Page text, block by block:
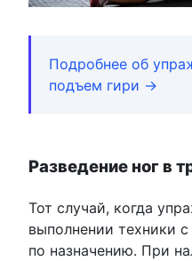
Подробнее об
подъем гири →
Разведение ног в
Тот случай, когда
выполнении техники
по назначению. При